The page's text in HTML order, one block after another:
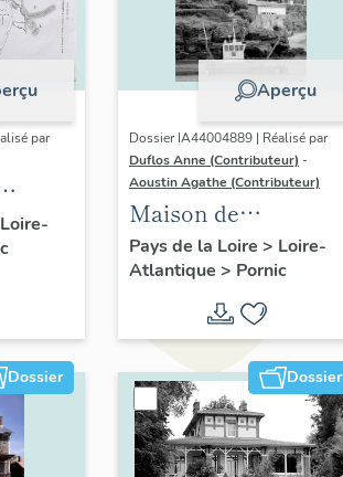
par
Loire-
Aperçu
Dossier IA44004889 | Réalisé par
Duflos Anne (Contributeur) -
Aoustin Agathe (Contributeur)
Maison de
villégiature
balnéaire dite villa
Louisa, puis villa
Athys
Pays de la Loire > Loire-
Atlantique > Pornic
Dossier Dossier